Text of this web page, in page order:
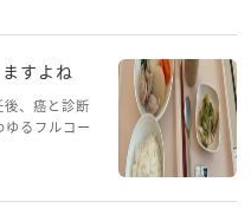
すよね
、癌と診断
るフルコー
に来られて
ちパソコン